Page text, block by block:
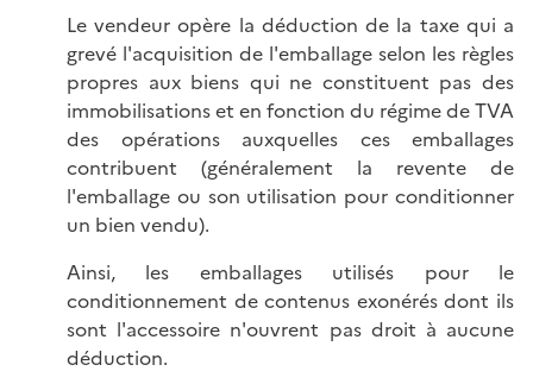
Le vendeur opère la déduction de la taxe qui a
grevé l'acquisition de l'emballage selon les règles
propres aux biens qui ne constituent pas des
immobilisations et en fonction du régime de TVA
des opérations auxquelles ces emballages
contribuent (généralement la revente de
l'emballage ou son utilisation pour conditionner
un bien vendu).
Ainsi, les emballages utilisés pour le
conditionnement de contenus exonérés dont ils
sont l'accessoire n'ouvrent pas droit à aucune
déduction.